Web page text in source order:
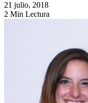
21 julio, 2018
2 Min Lectura